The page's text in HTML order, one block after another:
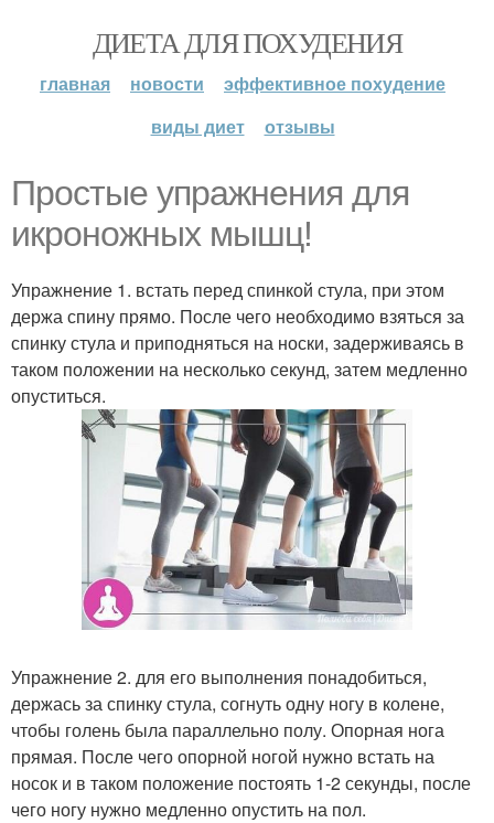
ДИЕТА ДЛЯ ПОХУДЕНИЯ
главная новости
эффективное похудение
виды диет
отзывы
Простые упражнения для
икроножных мышц!
Упражнение 1. встать перед спинкой стула, при этом
держа спину прямо. После чего необходимо взяться за
спинку стула и приподняться на носки, задерживаясь в
таком положении на несколько секунд, затем медленно
опуститься.
Упражнение 2. для его выполнения понадобиться,
держась за спинку стула, согнуть одну ногу в колене,
чтобы голень была параллельно полу. Опорная нога
прямая. После чего опорной ногой нужно встать на
носок и в таком положение постоять 1-2 секунды, после
чего ногу нужно медленно опустить на пол.